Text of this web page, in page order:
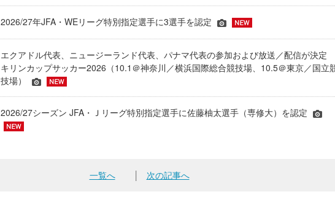
2026/27年JFA・WEリーグ特別指定選手に3選手を認定
エクアドル代表、ニュージーランド代表、パナマ代表の参加および放送／配信が決定
キリンカップサッカー2026（10.1＠神奈川／横浜国際総合競技場、10.5＠東京／国立
技場）
2026/27シーズン JFA・Ｊリーグ特別指定選手に佐藤柚太選手（専修大）を認定
一覧へ │ 次の記事へ